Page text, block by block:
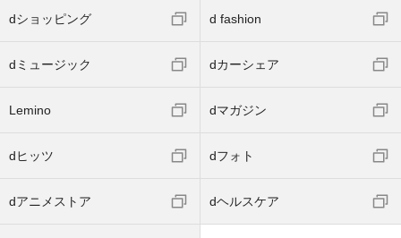
dショッピング d fashion
dミュージック dカーシェア
Lemino dマガジン
dヒッツ dフォト
dアニメストア dヘルスケア